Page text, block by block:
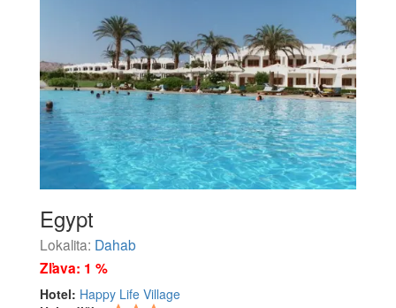
Egypt
Lokalita: Dahab
Zľava: 1 %
Hotel: Happy Life Village